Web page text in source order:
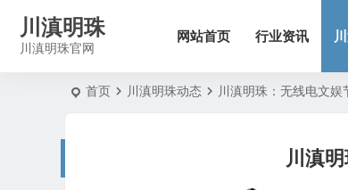
川滇明珠
川滇明珠官网
网站首页 行业资讯
首页 川滇明珠动态 川滇明珠：无线电文娱
川滇